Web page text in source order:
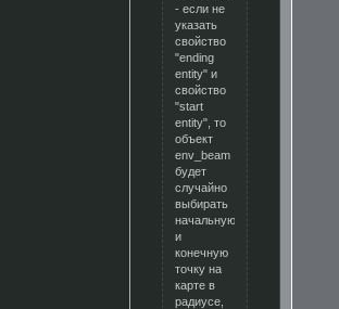
- если не
указать
свойство
"ending
entity" и
свойство
"start
entity", то
объект
env_beam
будет
случайно
выбирать
начальную
и
конечную
точку на
карте в
радиусе,